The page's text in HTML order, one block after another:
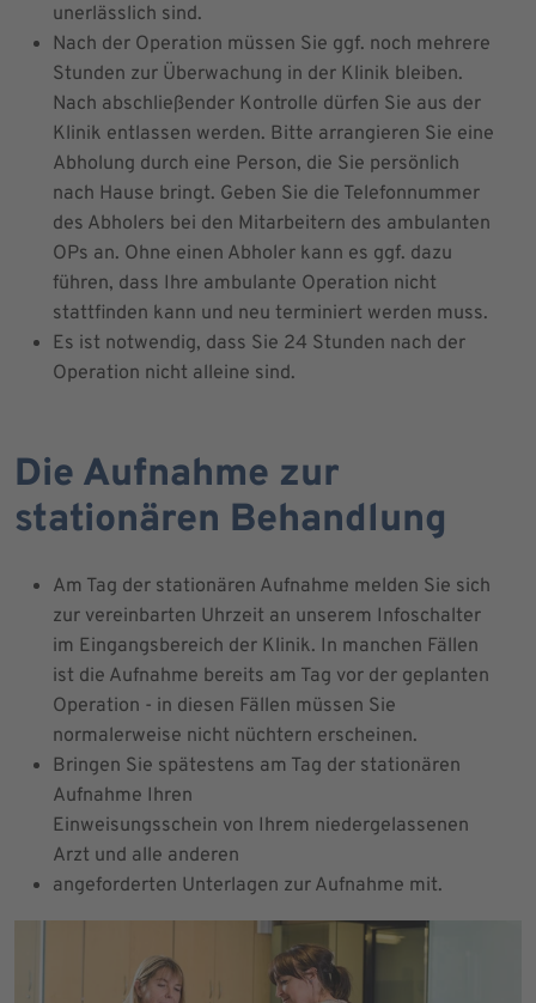
unerlässlich sind.
Nach der Operation müssen Sie ggf. noch mehrere
Stunden zur Überwachung in der Klinik bleiben.
Nach abschließender Kontrolle dürfen Sie aus der
Klinik entlassen werden. Bitte arrangieren Sie eine
Abholung durch eine Person, die Sie persönlich
nach Hause bringt. Geben Sie die Telefonnummer
des Abholers bei den Mitarbeitern des ambulanten
OPs an. Ohne einen Abholer kann es ggf. dazu
führen, dass Ihre ambulante Operation nicht
stattfinden kann und neu terminiert werden muss.
Es ist notwendig, dass Sie 24 Stunden nach der
Operation nicht alleine sind.
Die Aufnahme zur
stationären Behandlung
Am Tag der stationären Aufnahme melden Sie sich
zur vereinbarten Uhrzeit an unserem Infoschalter
im Eingangsbereich der Klinik. In manchen Fällen
ist die Aufnahme bereits am Tag vor der geplanten
Operation - in diesen Fällen müssen Sie
normalerweise nicht nüchtern erscheinen.
Bringen Sie spätestens am Tag der stationären
Aufnahme Ihren
Einweisungsschein von Ihrem niedergelassenen
Arzt und alle anderen
angeforderten Unterlagen zur Aufnahme mit.